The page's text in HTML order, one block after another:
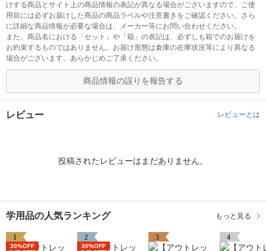
けする商品とサイト上の商品情報の表記が異なる場合がございますので、ご使
用前には必ずお届けした商品の商品ラベルや注意書きをご確認ください。さら
に詳細な商品情報が必要な場合は、メーカー等にお問い合わせください。
また、商品名における「セット」や「箱」の表記は、必ずしも箱でのお届けを
お約束するものではありません。お届け形態は倉庫の在庫状況等により異なる
場合がございます。あらかじめご了承ください。
商品情報の誤りを報告する
レビュー レビューとは
投稿されたレビューはまだありません。
学用品の人気ランキング もっと見る
1
30%OFF
2
30%OFF
3 4